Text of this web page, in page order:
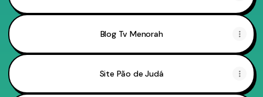
Blog Tv Menorah
Site Pão de Judá